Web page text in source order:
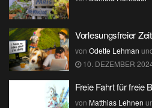
Vorlesungsfreier
von Odette Lehman
10. DEZEMBER
Freie Fahrt für freie
von Matthias Lehnen